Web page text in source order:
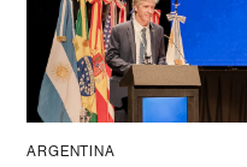
ARGENTINA